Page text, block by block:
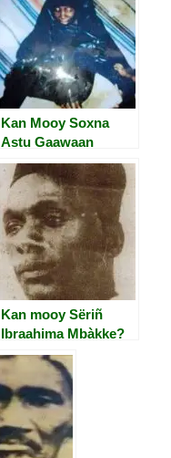
Kan Mooy Soxna
Astu Gaawaan
Kan mooy Sëriñ
Ibraahima Mbàkke?